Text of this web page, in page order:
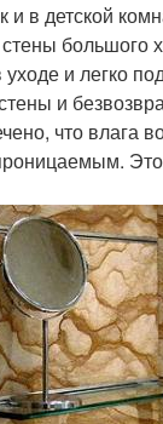
и в детской
и легко
и
что влага